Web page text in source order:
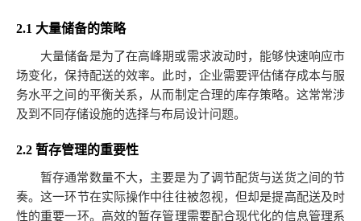
2.1 大量储备的策略
大量储备是为了在高峰期或需求波动时，能够快速响应市
场变化，保持配送的效率。此时，企业需要评估储存成本与服
务水平之间的平衡关系，从而制定合理的库存策略。这常常涉
及到不同存储设施的选择与布局设计问题。
2.2 暂存管理的重要性
暂存通常数量不大，主要是为了调节配货与送货之间的节
奏。这一环节在实际操作中往往被忽视，但却是提高配送及时
性的重要一环。高效的暂存管理需要配合现代化的信息管理系